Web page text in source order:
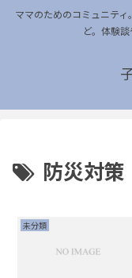
ママのためのコミュニテ
ど。体験
防災対策
未分類